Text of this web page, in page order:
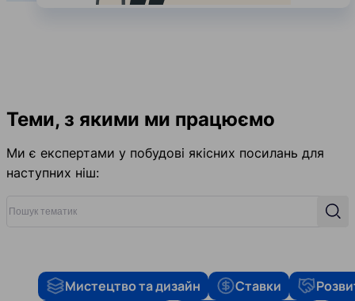
Теми, з якими ми працюємо
Ми є експертами у побудові якісних посилань для
наступних ніш:
Мистецтво та дизайн Ставки